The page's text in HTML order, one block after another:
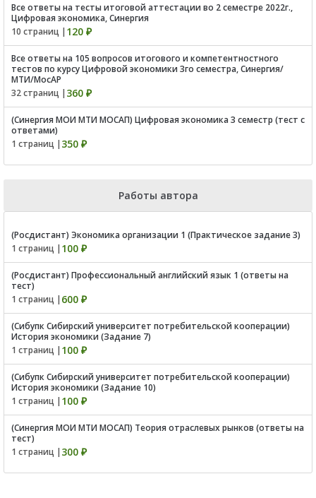
Все ответы на тесты итоговой аттестации во 2 семестре 2022г.,
Цифровая экономика, Синергия
10 страниц | 120 ₽
Все ответы на 105 вопросов итогового и компетентностного
тестов по курсу Цифровой экономики 3го семестра, Синергия/
МТИ/МосАР
32 страниц | 360 ₽
(Синергия МОИ МТИ МОСАП) Цифровая экономика 3 семестр (тест с
ответами)
1 страниц | 350 ₽
Работы автора
(Росдистант) Экономика организации 1 (Практическое задание 3)
1 страниц | 100 ₽
(Росдистант) Профессиональный английский язык 1 (ответы на
тест)
1 страниц | 600 ₽
(Сибупк Сибирский университет потребительской кооперации)
История экономики (Задание 7)
1 страниц | 100 ₽
(Сибупк Сибирский университет потребительской кооперации)
История экономики (Задание 10)
1 страниц | 100 ₽
(Синергия МОИ МТИ МОСАП) Теория отраслевых рынков (ответы на
тест)
1 страниц | 300 ₽